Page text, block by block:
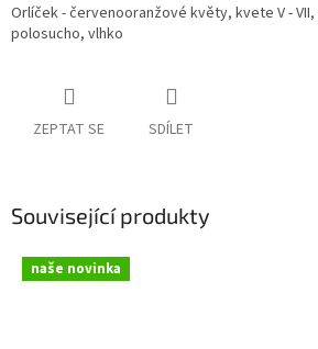
Orlíček - červenooranžové květy, kvete V -
polosucho, vlhko
ZEPTAT SE SDÍLET
Související produkty
naše novinka